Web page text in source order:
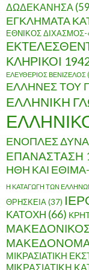
ΔΩΔΕΚΑΝΗΣΑ
ΕΓΚΛΗΜΑΤΑ
ΕΘΝΙΚΟΣ ΔΙΧΑΣΜΟΣ-
ΚΛΗΡΙΚΟΙ
ΕΛΕΥΘΕΡΙΟΣ ΒΕΝΙΖΕΛΟΣ
ΕΛΛΗΝΕΣ ΤΟΥ
ΕΛΛΗΝΙΚΗ
ΕΝΟΠΛΕΣ
ΕΠΑΝΑΣΤΑΣΗ
ΗΘΗ ΚΑΙ
Η ΚΑΤΑΓΩΓΗ ΤΩΝ
ΘΡΗΣΚΕΙΑ(37)
ΚΑΤΟΧΗ (66)
ΜΙΚΡΑΣΙΑΤΙΚΗ
ΜΙΚΡΑΣΙΑΤΙΚΗ